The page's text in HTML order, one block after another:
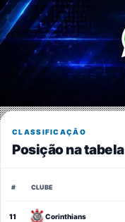
CLASSIFICAÇÃO
Posição na tabela
# CLUBE
11 Corinthians